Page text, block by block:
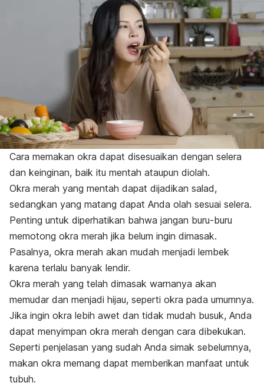
Cara memakan okra dapat disesuaikan dengan selera
dan keinginan, baik itu mentah ataupun diolah.
Okra merah yang mentah dapat dijadikan salad,
sedangkan yang matang dapat Anda olah sesuai selera.
Penting untuk diperhatikan bahwa jangan buru-buru
memotong okra merah jika belum ingin dimasak.
Pasalnya, okra merah akan mudah menjadi lembek
karena terlalu banyak lendir.
Okra merah yang telah dimasak warnanya akan
memudar dan menjadi hijau, seperti okra pada umumnya.
Jika ingin okra lebih awet dan tidak mudah busuk, Anda
dapat menyimpan okra merah dengan cara dibekukan.
Seperti penjelasan yang sudah Anda simak sebelumnya,
makan okra memang dapat memberikan manfaat untuk
tubuh.